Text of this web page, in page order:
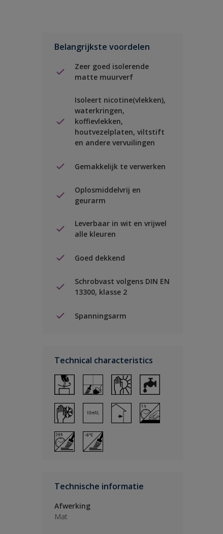
Belangrijkste voordelen
Zeer goed isolerende
matte muurverf
Isoleert nicotine(vlekken),
waterkringen,
koffievlekken,
houtvezelplaten, viltstift
en andere vervuilingen
Gemakkelijk te verwerken
Oplosmiddelvrij en
geurarm
Leverbaar in wit en vrijwel
alle kleuren
Goed dekkend
Schrobvast volgens DIN EN
13300, klasse 2
Spanningsarm
Technical characteristics
Technische informatie
Afwerking
Mat